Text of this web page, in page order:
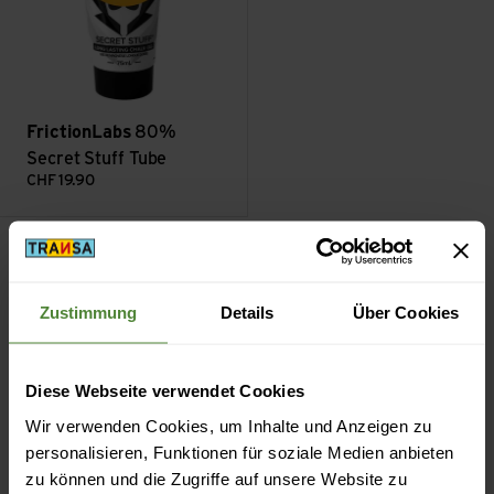
Zustimmung Details Über Cookies
Diese Webseite verwendet Cookies
Wir verwenden Cookies, um Inhalte und Anzeigen zu
personalisieren, Funktionen für soziale Medien anbieten
zu können und die Zugriffe auf unsere Website zu
FrictionLabs 80%
Secret Stuff Tube
CHF 19.90
Über FrictionLabs
Kevin Brown, Gründer der Marke FrictionLabs, stand
vor einem Problem: Sein Chalk war ausverkauft! Er
kaufte ein anderes, das fühlte sich jedoch schmierig